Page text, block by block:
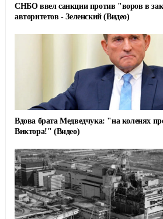
СНБО ввел санкции против "воров в
авторитетов - Зеленский (Видео)
Вдова брата Медведчука: "на коленях
Виктора!" (Видео)